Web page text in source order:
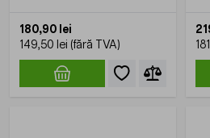
pagini 15 ml
180,90 lei
149,50 lei